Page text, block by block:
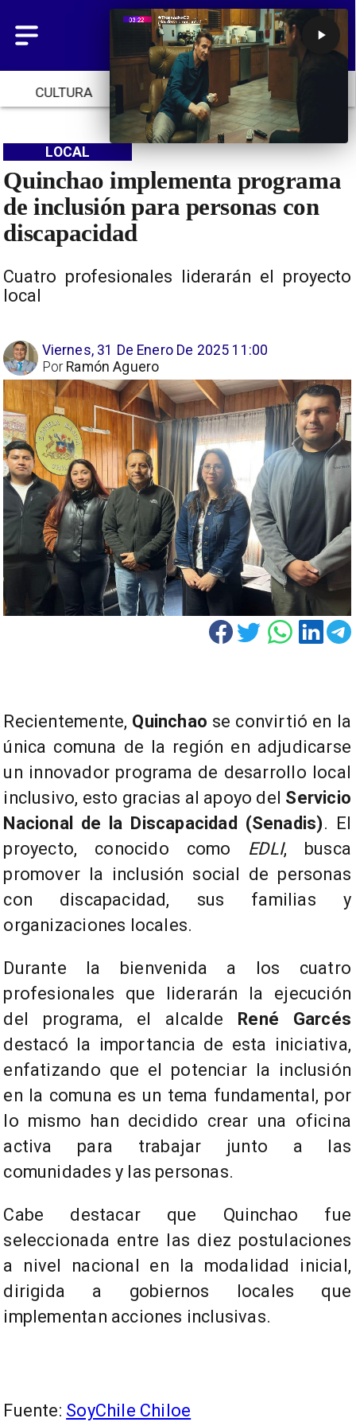
CULTURA TENDENCIAS INICIO
Quinchao implementa programa
de inclusión para personas con
discapacidad
Cuatro profesionales liderarán el proyecto
local
LOCAL
Viernes, 31 De Enero De 2025 11:00
Ramón Aguero
Por
Recientemente, Quinchao se convirtió en la
única comuna de la región en adjudicarse
un innovador programa de desarrollo local
inclusivo, esto gracias al apoyo del Servicio
Nacional de la Discapacidad (Senadis). El
proyecto, conocido como EDLI, busca
promover la inclusión social de personas
con discapacidad, sus familias y
organizaciones locales.
Durante la bienvenida a los cuatro
profesionales que liderarán la ejecución
del programa, el alcalde René Garcés
destacó la importancia de esta iniciativa,
enfatizando que el potenciar la inclusión
en la comuna es un tema fundamental, por
lo mismo han decidido crear una oficina
activa para trabajar junto a las
comunidades y las personas.
Cabe destacar que Quinchao fue
seleccionada entre las diez postulaciones
a nivel nacional en la modalidad inicial,
dirigida a gobiernos locales que
implementan acciones inclusivas.
Fuente: SoyChile Chiloe